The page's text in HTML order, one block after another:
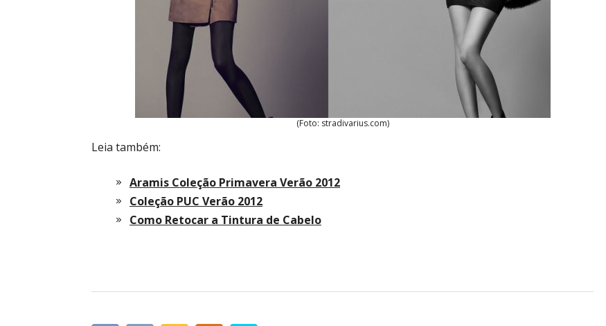
(Foto: stradivarius.com)
Leia também:
Aramis Coleção Primavera Verão 2012
Coleção PUC Verão 2012
Como Retocar a Tintura de Cabelo